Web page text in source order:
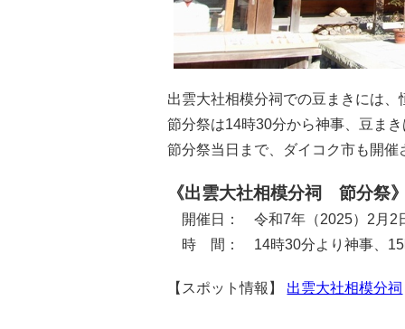
出雲大社相模分祠での豆まきには
節分祭は14時30分から神事、豆ま
節分祭当日まで、ダイコク市も開
《出雲大社相模分祠 節分祭
開催日： 令和7年（2025）2月2
時 間： 14時30分より神事、15
【スポット情報】 出雲大社相模分祠